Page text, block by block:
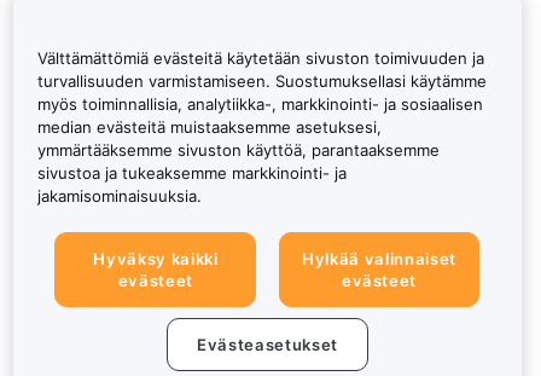
Välttämättömiä evästeitä käytetään sivuston toimivuuden ja
turvallisuuden varmistamiseen. Suostumuksellasi käytämme
myös toiminnallisia, analytiikka-, markkinointi- ja sosiaalisen
median evästeitä muistaaksemme asetuksesi,
ymmärtääksemme sivuston käyttöä, parantaaksemme
sivustoa ja tukeaksemme markkinointi- ja
jakamisominaisuuksia.
Hyväksy kaikki
evästeet
Hylkää valinnaiset
evästeet
Evästeasetukset